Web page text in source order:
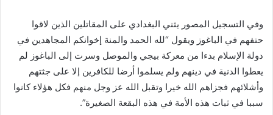
وفي التسجيل المصور يثني البغدادي على المقاتلين الذين لاقوا
حتفهم في الباغوز ويقول “لله الحمد والمنة إخوانكم المجاهدين في
دولة الإسلام بدءا من معركة بيجي والموصل وسرت إلى الباغوز لم
يعطوا الدنية في دينهم ولم يسلموا أرضا للكافرين إلا على جثتهم
وأشلائهم فجزاهم الله خيرا وتقبل الله عز وجل منهم فكل هؤلاء كانوا
سببا في ثبات هذه الأمة في هذه البقعة الصغيرة”.